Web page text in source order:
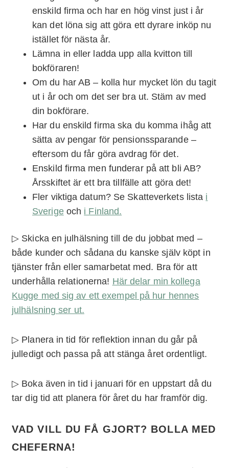
enskild firma och har en hög vinst just i år
kan det löna sig att göra ett dyrare inköp nu
istället för nästa år.
Lämna in eller ladda upp alla kvitton till
bokföraren!
Om du har AB – kolla hur mycket lön du tagit
ut i år och om det ser bra ut. Stäm av med
din bokförare.
Har du enskild firma ska du komma ihåg att
sätta av pengar för pensionssparande –
eftersom du får göra avdrag för det.
Enskild firma men funderar på att bli AB?
Årsskiftet är ett bra tillfälle att göra det!
Fler viktiga datum? Se Skatteverkets lista i
Sverigeoch i Finland.
▷ Skicka en julhälsning till de du jobbat med –
både kunder och sådana du kanske själv köpt in
tjänster från eller samarbetat med. Bra för att
underhålla relationerna! Här delar min kollega
Kugge med sig av ett exempel på hur hennes
julhälsning ser ut.
▷ Planera in tid för reflektion innan du går på
julledigt och passa på att stänga året ordentligt.
▷ Boka även in tid i januari för en uppstart då du
tar dig tid att planera för året du har framför dig.
VAD VILL DU FÅ GJORT? BOLLA MED
CHEFERNA!